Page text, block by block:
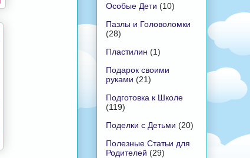
Особые Дети (10)
Пазлы и Головоломки
(28)
Пластилин (1)
Подарок своими
руками (21)
Подготовка к Школе
(119)
Поделки с Детьми (20)
Полезные Статьи для
Родителей (29)